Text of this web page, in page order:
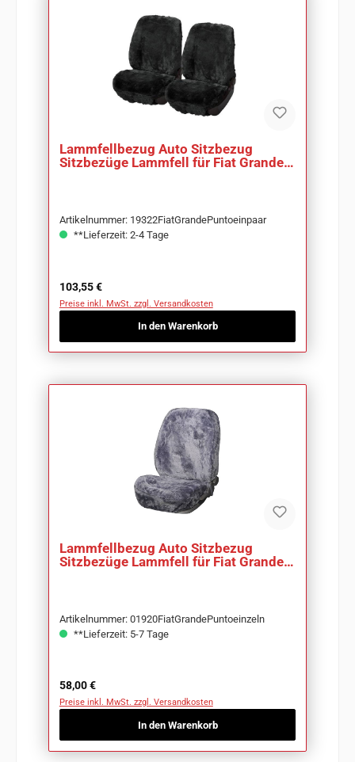
Lammfellbezug Auto Sitzbezug
Sitzbezüge Lammfell für Fiat Grande
Artikelnummer: 19322FiatGrandePuntoeinpaar
**Lieferzeit: 2-4 Tage
Regulärer Preis:
103,55 €
Preise inkl. MwSt. zzgl. Versandkosten
In den Warenkorb
Lammfellbezug Auto Sitzbezug
Sitzbezüge Lammfell für Fiat Grande
Artikelnummer: 01920FiatGrandePuntoeinzeln
**Lieferzeit: 5-7 Tage
Regulärer Preis:
58,00 €
Preise inkl. MwSt. zzgl. Versandkosten
In den Warenkorb